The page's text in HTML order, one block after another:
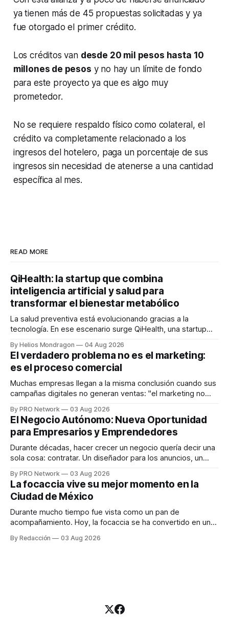
ya tienen más de 45 propuestas solicitadas y ya
fue otorgado el primer crédito.
Los créditos van desde 20 mil pesos hasta 10
millones de pesos y no hay un límite de fondo
para este proyecto ya que es algo muy
prometedor.
No se requiere respaldo físico como colateral, el
crédito va completamente relacionado a los
ingresos del hotelero, paga un porcentaje de sus
ingresos sin necesidad de atenerse a una cantidad
específica al mes.
READ MORE
QiHealth: la startup que combina
inteligencia artificial y salud para
transformar el bienestar metabólico
La salud preventiva está evolucionando gracias a la
tecnología. En ese escenario surge QiHealth, una startup
dispositivos inteligentes, inteligencia artificial y monitoreo
en tiempo real para ayudar a las personas a tomar mejores
decisiones sobre su salud metabólica. Su propuesta busca
responder
By Helios Mondragon 04 Aug 2026
El verdadero problema no es el marketing:
es el proceso comercial
Muchas empresas llegan a la misma conclusión cuando sus
campañas digitales no generan ventas: "el marketing no
INTERIUS, el problema suele estar en otro lugar. Durante
una entrevista para el podcast SER PRO, el especialista en
marketing digital explicó que
By PRO Network 03 Aug 2026
El Negocio Autónomo: Nueva Oportunidad
para Empresarios y Emprendedores
Durante décadas, hacer crecer un negocio quería decir una
sola cosa: contratar. Un diseñador para los anuncios, un
para los textos, alguien que supiera de publicidad digital
para encontrar prospectos, un vendedor para atender
llamadas y mensajes, y —con suerte— una persona
By PRO Network 03 Aug 2026
La focaccia vive su mejor momento en la
Ciudad de México
Durante mucho tiempo fue vista como un pan de
acompañamiento. Hoy, la focaccia se ha convertido en uno
artesanal, ingredientes de calidad y experiencias que
By Redacción 03 Aug 2026